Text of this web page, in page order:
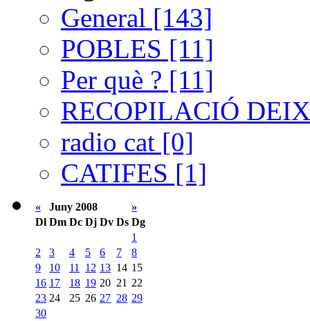
General [143]
POBLES [11]
Per què ? [11]
RECOPILACIÓ
radio cat [0]
CATIFES [1]
« Juny 2008
»
Dl Dm Dc Dj Dv Ds Dg
1
2
3 4 5 6 7
8
9
10 11 12 13 14 15
16 17 18 19 20 21 22
23 24 25 26 27 28 29
30